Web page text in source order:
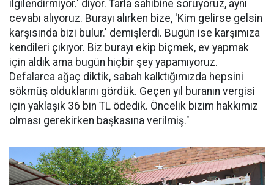
ilgilendirmiyor.' diyor. Tarla sahibine soruyoruz, aynı
cevabı alıyoruz. Burayı alırken bize, 'Kim gelirse gelsin
karşısında bizi bulur.' demişlerdi. Bugün ise karşımıza
kendileri çıkıyor. Biz burayı ekip biçmek, ev yapmak
için aldık ama bugün hiçbir şey yapamıyoruz.
Defalarca ağaç diktik, sabah kalktığımızda hepsini
sökmüş olduklarını gördük. Geçen yıl buranın vergisi
için yaklaşık 36 bin TL ödedik. Öncelik bizim hakkımız
olması gerekirken başkasına verilmiş."